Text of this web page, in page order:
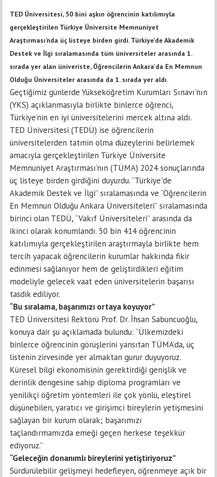
TED Üniversitesi, 50 bini aşkın öğrencinin katılımıyla
gerçekleştirilen Türkiye Üniversite Memnuniyet
Araştırması’nda üç listeye birden girdi. Türkiye’de Akademik
Destek ve İlgi sıralamasında tüm üniversiteler arasında 1.
sırada yer alan üniveriste, Öğrencilerin Ankara'da En Memnun
Olduğu Üniversiteler arasında da 1. sırada yer aldı.
Geçtiğimiz günlerde Yükseköğretim Kurumları Sınavı'nın
(YKS) açıklanmasıyla birlikte binlerce öğrenci,
Türkiye’nin en iyi üniversitelerini mercek altına aldı.
TED Üniversitesi (TEDÜ) ise öğrencilerin
üniversitelerden tatmin olma düzeylerini belirlemek
amacıyla gerçekleştirilen Türkiye Üniversite
Memnuniyet Araştırması’nın (TÜMA) 2024 sonuçlarında
üç listeye birden girdiğini duyurdu. “Türkiye'de
Akademik Destek ve İlgi” sıralamasında ve “Öğrencilerin
En Memnun Olduğu Ankara Üniversiteleri” sıralamasında
birinci olan TEDÜ, “Vakıf Üniversiteleri” arasında da
ikinci olarak konumlandı. 50 bin 414 öğrencinin
katılımıyla gerçekleştirilen araştırmayla birlikte hem
tercih yapacak öğrencilerin kurumlar hakkında fikir
edinmesi sağlanıyor hem de geliştirdikleri eğitim
modeliyle gelecek vaat eden üniversitelerin başarısı
tasdik ediliyor.
“Bu sıralama, başarımızı ortaya koyuyor”
TED Üniversitesi Rektörü Prof. Dr. İhsan Sabuncuoğlu,
konuya dair şu açıklamada bulundu: “Ülkemizdeki
binlerce öğrencinin görüşlerini yansıtan TÜMA’da, üç
listenin zirvesinde yer almaktan gurur duyuyoruz.
Küresel bilgi ekonomisinin gerektirdiği genişlik ve
derinlik dengesine sahip diploma programları ve
yenilikçi öğretim yöntemleri ile çok yönlü, eleştirel
düşünebilen, yaratıcı ve girişimci bireylerin yetişmesini
sağlayan bir kurum olarak; başarımızı
taçlandırmamızda emeği geçen herkese teşekkür
ediyoruz.”
“Geleceğin donanımlı bireylerini yetiştiriyoruz”
Sürdürülebilir gelişmeyi hedefleyen, öğrenmeye açık bir